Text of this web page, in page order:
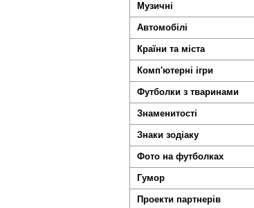
Музичні
Автомобілі
Країни та міста
Комп'ютерні ігри
Футболки з тваринами
Знаменитості
Знаки зодіаку
Фото на футболках
Гумор
Проекти партнерів